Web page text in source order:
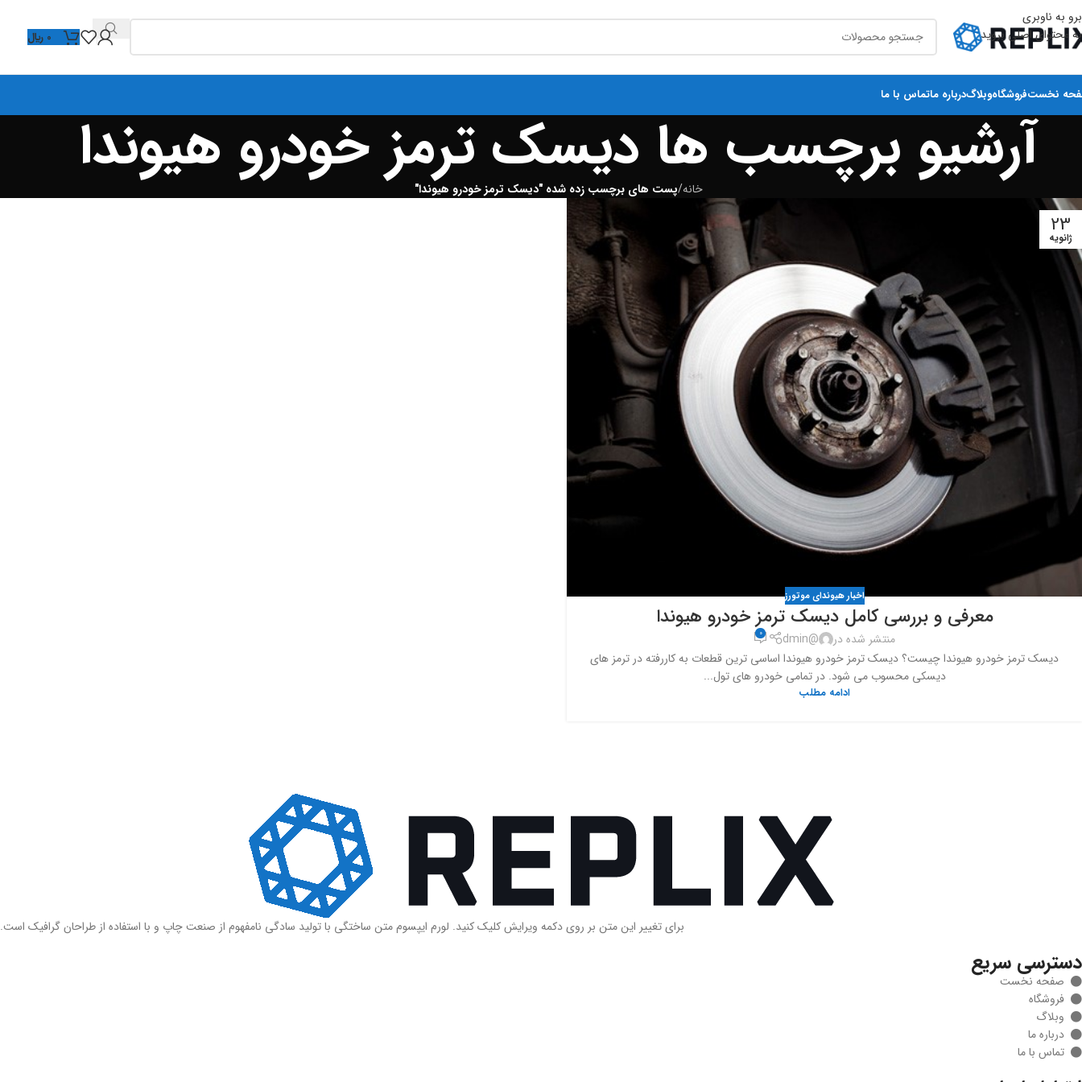
برو به ناوبری
به محتوای اصلی بروید
0 ﷼
نخستفروشگاهوبلاگدرباره ماتماس با ما
آرشیو برچسب ها دیسک ترمز خودرو هیوندا
خانه/پست های برچسب زده شده "دیسک ترمز خودرو هیوندا"
23
ژانویه
اخبار هیوندای موتورز
معرفی و بررسی کامل دیسک ترمز خودرو هیوندا
منتشر شده در @dmin
0
دیسک ترمز خودرو هیوندا چیست؟ دیسک ترمز خودرو هیوندا اساسی ترین قطعات به کاررفته در ترمز های
دیسکی محسوب می شود. در تمامی خودرو های تول...
ادامه مطلب
برای تغییر این متن بر روی دکمه ویرایش کلیک کنید. لورم ایپسوم متن ساختگی با تولید سادگی نامفهوم از صنعت چاپ و با استفاده از طراحان گرافیک است.
دسترسی سریع
صفحه نخست
فروشگاه
وبلاگ
درباره ما
تماس با ما